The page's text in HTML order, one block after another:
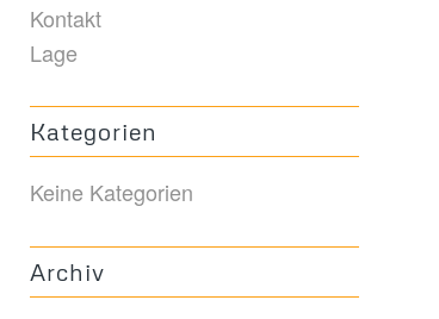
Kontakt
Lage
Kategorien
Keine Kategorien
Archiv